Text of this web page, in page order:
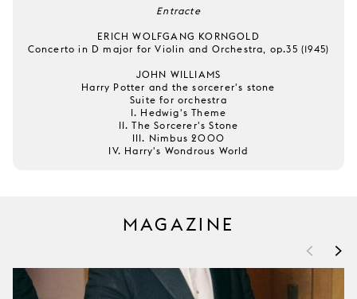
Entracte
ERICH WOLFGANG KORNGOLD
Concerto in D major for Violin and Orchestra, op.35 (1945)
JOHN WILLIAMS
Harry Potter and the sorcerer's stone
Suite for orchestra
I. Hedwig's Theme
II. The Sorcerer's Stone
III. Nimbus 2000
IV. Harry's Wondrous World
MAGAZINE
< >